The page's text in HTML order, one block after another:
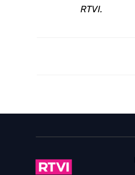
RTVI.